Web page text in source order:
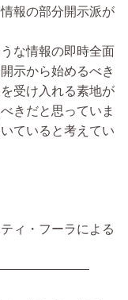
報の部分開示派が
な情報の即時全面
示から始めるべき
受け入れる素地が
きだと思っていま
ていると考えてい
ィ・フーラによる